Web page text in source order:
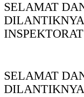
SELAMAT
INSPEKTORAT
SELAMAT